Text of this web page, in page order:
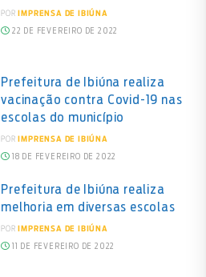
POR IMPRENSA DE IBIÚNA
22 DE FEVEREIRO DE 2022
Prefeitura de Ibiúna realiza
vacinação contra Covid-19 nas
escolas do município
POR IMPRENSA DE IBIÚNA
18 DE FEVEREIRO DE 2022
Prefeitura de Ibiúna realiza
melhoria em diversas escolas
POR IMPRENSA DE IBIÚNA
11 DE FEVEREIRO DE 2022